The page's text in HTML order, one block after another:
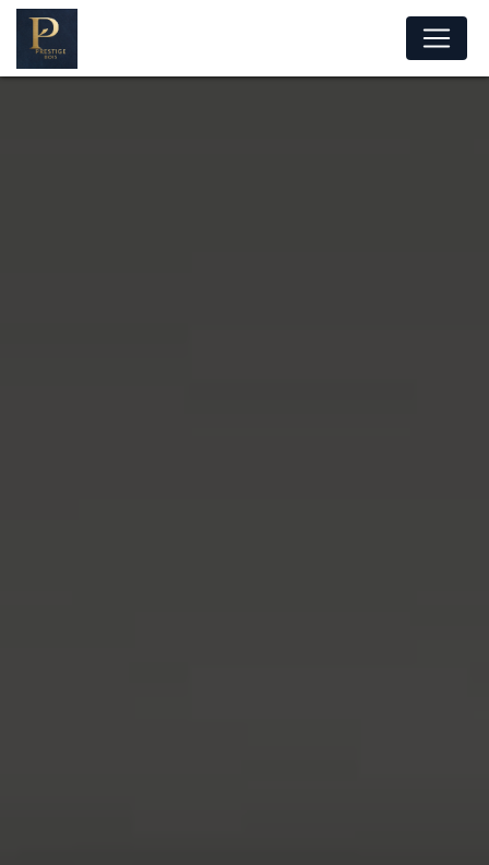
Panneau de gestion des cookies